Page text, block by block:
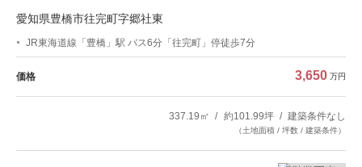
愛知県豊橋市往完町字郷社東
JR東海道線「豊橋」駅 バス6分「往完町」停徒歩7分
価格 3,650 万円
337.19㎡ 約101.99坪 建築条件なし
（土地面積 / 坪数 / 建築条件）